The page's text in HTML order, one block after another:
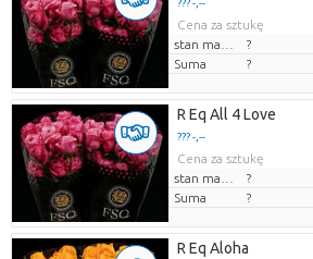
??? -,--
Cena za sztukę
?
Suma
?
R Eq All 4 Love
??? -,--
Cena za sztukę
?
Suma
?
R Eq Aloha